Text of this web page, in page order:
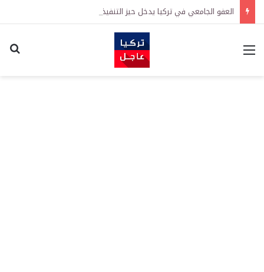
العفو الجامعي في تركيا يدخل حيز التنفيذ رسمياً
القائمة